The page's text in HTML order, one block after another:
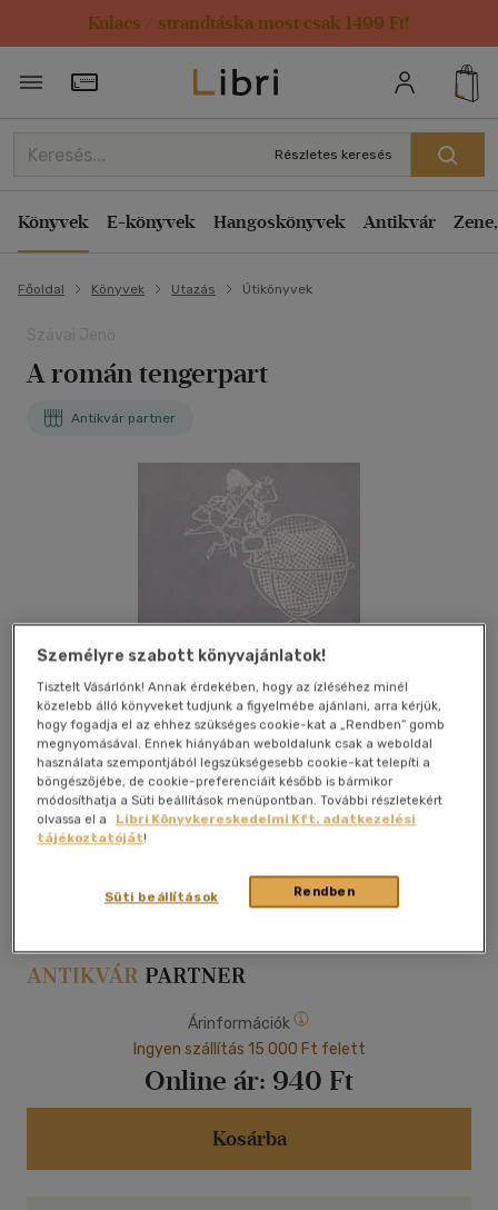
Kulacs / strandtáska most csak 1499 Ft!
Törzsvásárlói Kártya adatai
Részletes keresés
Könyvek E-könyvek Hangoskönyvek Antikvár
Főoldal Könyvek Utazás Útikönyvek
A román tengerpart
Antikvár partner
Kívánságlistához adom
Árinformációk
Ingyen szállítás 15 000 Ft felett
Online ár: 940 Ft
Kosárba
Személyre szabott könyvajánlatok!
Tisztelt Vásárlónk! Annak érdekében, hogy az ízléséhez minél
közelebb álló könyveket tudjunk a figyelmébe ajánlani, arra kérjük,
hogy fogadja el az ehhez szükséges cookie-kat a „Rendben” gomb
megnyomásával. Ennek hiányában weboldalunk csak a weboldal
használata szempontjából legszükségesebb cookie-kat telepíti a
böngészőjébe, de cookie-preferenciáit később is bármikor
módosíthatja a Süti beállítások menüpontban. További részletekért
olvassa el a
Libri Könyvkereskedelmi Kft. adatkezelési
tájékoztatóját!
Rendben
Süti beállítások